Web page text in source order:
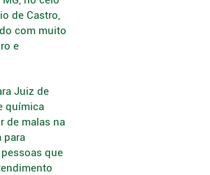
de Castro,
com muito
e
Juiz de
química
de malas na
para
que